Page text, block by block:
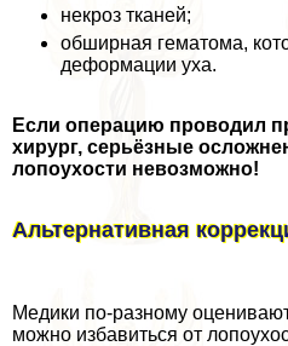
некроз тканей;
обширная гематома,
деформации уха.
Если операцию проводил
хирург, серьёзные
лопоухости невозможно!
Альтернативная
Медики по-разному
можно избавиться от